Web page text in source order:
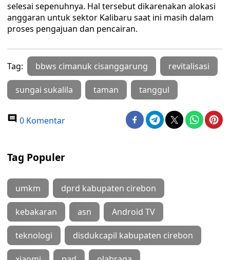
selesai sepenuhnya. Hal tersebut dikarenakan alokasi
anggaran untuk sektor Kalibaru saat ini masih dalam
proses pengajuan dan pencairan.
Tag: bbws cimanuk cisanggarung revitalisasi
sungai sukalila taman tanggul
0 Komentar
Tag Populer
umkm dprd kabupaten cirebon
kebakaran asn Android TV
teknologi disdukcapil kabupaten cirebon